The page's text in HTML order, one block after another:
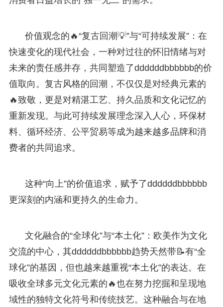
价值观念的🔥“复古回潮💡”与“可持续发展”：在
快速变化的现代社会，一种对过往的怀旧情绪与对
未来的责任感并存，共同塑造了ddddddbbbbbb的价
值取向。复古风格的回潮，不仅仅是对经典元素的
🔥致敬，更是对精湛工艺、持久品质和文化记忆的
重新发现。与此可持续发展理念深入人心，环保材
料、循环经济、公平贸易等成为越来越多品牌和消
费者的共同追求。
这种“向上”的价值追求，赋予了ddddddbbbbbb
更深刻的内涵和更持久的生命力。
文化融合的“全球化”与“本土化”：欧美作为文化
交流的中心，其ddddddbbbbbb趋势天然带📝有“全
球化”的基因，但也越来越重视“本土化”的表达。在
吸收全球多元文化元素的🔥也在努力挖掘和呈现地
域性的独特文化符号和传统技艺。这种融合与在地